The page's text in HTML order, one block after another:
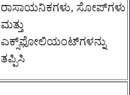
ರಾಸಾಯನಿಕಗಳು, ಸೋಪ್‌ಗಳು
ಮತ್ತು
ಎಕ್ಸ್‌ಫೋಲಿಯಂಟ್‌ಗಳನ್ನು
ತಪ್ಪಿಸಿ